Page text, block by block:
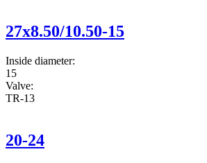
27x8.50/10.50-15
Inside diameter:
15
Valve:
TR-13
20-24